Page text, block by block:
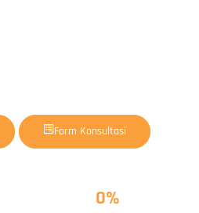
Form Konsultasi
0%